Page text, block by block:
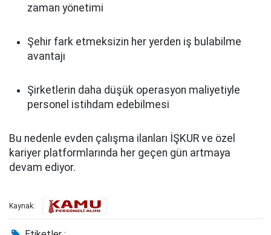
zaman yönetimi
Şehir fark etmeksizin her yerden iş bulabilme
avantajı
Şirketlerin daha düşük operasyon maliyetiyle
personel istihdam edebilmesi
Bu nedenle evden çalışma ilanları İŞKUR ve özel
kariyer platformlarında her geçen gün artmaya
devam ediyor.
Kaynak: